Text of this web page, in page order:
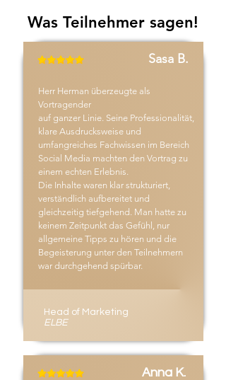
Was Teilnehmer sagen!
Sasa B.
Herr Herman überzeugte als
Vortragender
auf ganzer Linie. Seine Professionalität,
klare Ausdrucksweise und
umfangreiches Fachwissen im Bereich
Social Media machten den Vortrag zu
einem echten Erlebnis.
Die Inhalte waren klar strukturiert,
verständlich aufbereitet und
gleichzeitig tiefgehend. Man hatte zu
keinem Zeitpunkt das Gefühl, nur
allgemeine Tipps zu hören und die
Begeisterung unter den Teilnehmern
war durchgehend spürbar.
Head of Marketing
ELBE
Anna K.